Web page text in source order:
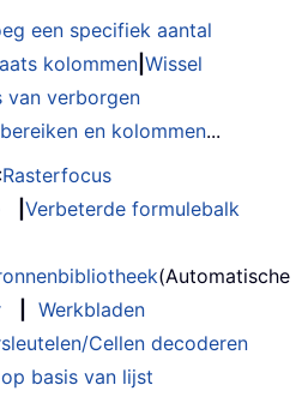
een specifiek aantal
kolommen Wissel
van verborgen
en kolommen...
:Rasterfocus
Verbeterde formulebalk
(Automatische
Werkbladen
Cellen decoderen
basis van lijst